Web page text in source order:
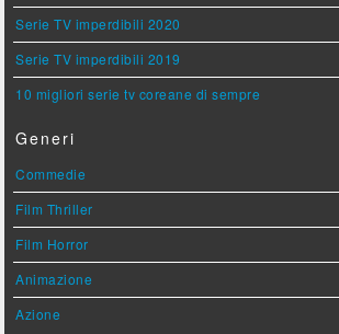
Serie TV imperdibili 2020
Serie TV imperdibili 2019
10 migliori serie tv coreane di sempre
Generi
Commedie
Film Thriller
Film Horror
Animazione
Azione